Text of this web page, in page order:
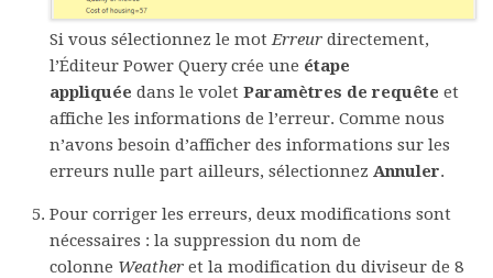
Si vous sélectionnez le motErreur directement,
l’Éditeur Power Query crée une étape
appliquée dans le volet Paramètres de requête et
affiche les informations de l’erreur. Comme nous
n’avons besoin d’afficher des informations sur les
erreurs nulle part ailleurs, sélectionnez Annuler.
Pour corriger les erreurs, deux modifications sont
nécessaires : la suppression du nom de
colonne Weather et la modification du diviseur de 8